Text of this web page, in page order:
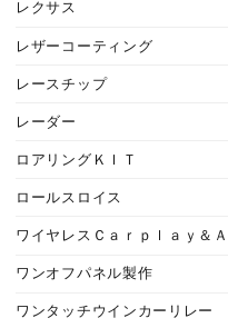
レクサス
レザーコーティング
レースチップ
レーダー
ロアリングＫＩＴ
ロールスロイス
ワイヤレスＣａｒｐｌａｙ＆
ワンオフパネル製作
ワンタッチウインカーリレー